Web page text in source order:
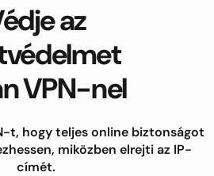
az
VPN-nel
t, hogy teljes online biztonságot
miközben elrejti az IP-
címét.